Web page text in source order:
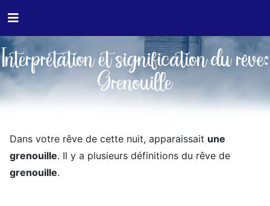
Interprétation et signification du rêve:
Grenouille
Dans votre rêve de cette nuit, apparaissait une
grenouille. Il y a plusieurs définitions du rêve de
grenouille.